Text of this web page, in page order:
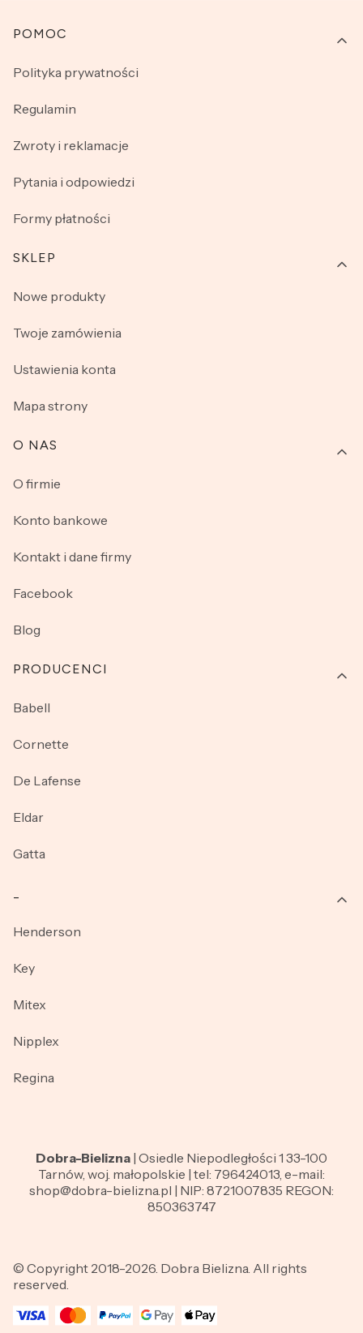
Linki w stopce
POMOC
Polityka prywatności
Regulamin
Zwroty i reklamacje
Pytania i odpowiedzi
Formy płatności
SKLEP
Nowe produkty
Twoje zamówienia
Ustawienia konta
Mapa strony
O NAS
O firmie
Konto bankowe
Kontakt i dane firmy
Facebook
Blog
PRODUCENCI
Babell
Cornette
De Lafense
Eldar
Gatta
Henderson
Key
Mitex
Nipplex
Regina
Dobra-Bielizna | Osiedle Niepodległości 1 33-100
Tarnów, woj. małopolskie | tel: 796424013, e-mail:
shop@dobra-bielizna.pl | NIP: 8721007835 REGON:
850363747
© Copyright 2018-2026. Dobra Bielizna. All rights
reserved.